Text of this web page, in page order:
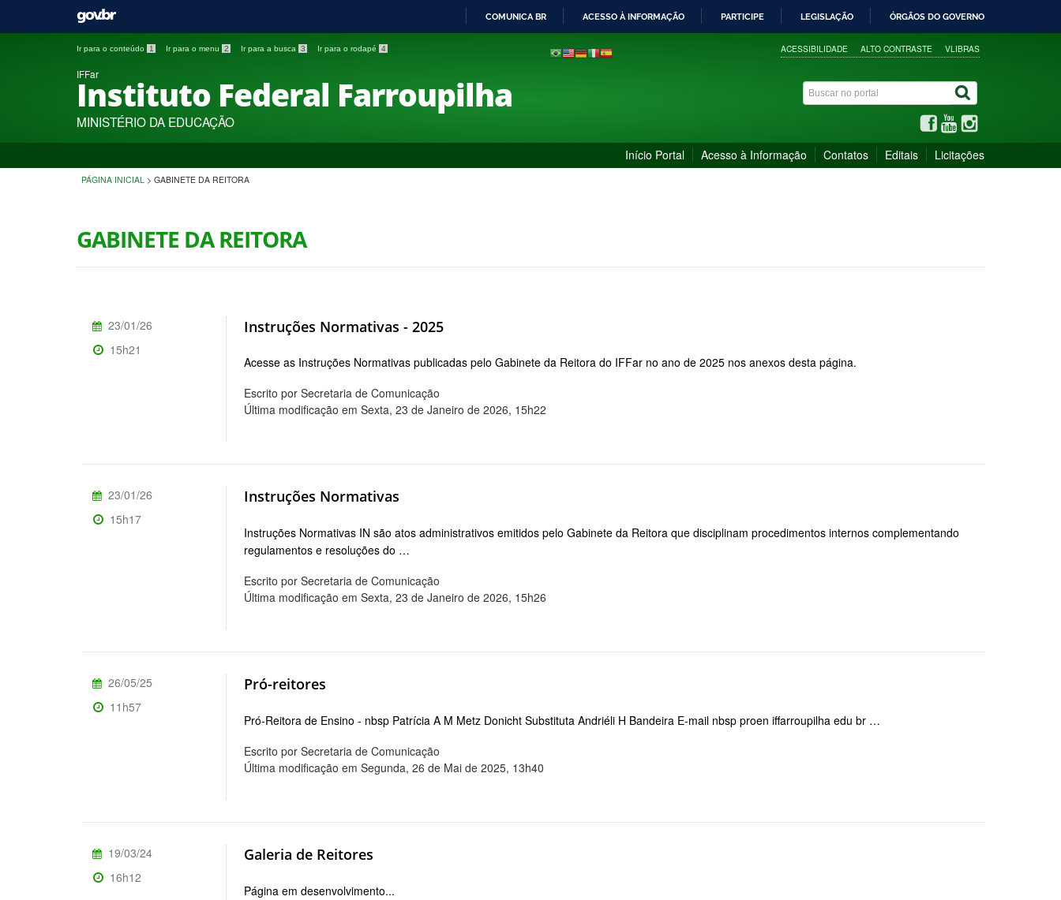
PARA
COMUNICA BR ACESSO À INFORMAÇÃO PARTICIPE LEGISLAÇÃO ÓRGÃOS DO GOVERNO
Ir para o conteúdo 1 Ir para o menu 2 Ir para a busca 3 Ir para o rodapé 4 ACESSIBILIDADE ALTO CONTRASTE VLIBRAS
IFFar
Instituto Federal Farroupilha
MINISTÉRIO DA EDUCAÇÃO
Início Portal Acesso à Informação Contatos Editais Licitações
PÁGINA INICIAL > GABINETE DA REITORA
GABINETE DA REITORA
Instruções Normativas - 2025
Acesse as Instruções Normativas publicadas pelo Gabinete da Reitora do IFFar no ano de 2025 nos anexos desta página.
Escrito por Secretaria de Comunicação
Última modificação em Sexta, 23 de Janeiro de 2026, 15h22
23/01/26
15h21
Instruções Normativas
Instruções Normativas IN são atos administrativos emitidos pelo Gabinete da Reitora que disciplinam procedimentos internos complementando
regulamentos e resoluções do …
Escrito por Secretaria de Comunicação
Última modificação em Sexta, 23 de Janeiro de 2026, 15h26
23/01/26
15h17
Pró-reitores
Pró-Reitora de Ensino - nbsp Patrícia A M Metz Donicht Substituta Andriéli H Bandeira E-mail nbsp proen iffarroupilha edu br …
Escrito por Secretaria de Comunicação
Última modificação em Segunda, 26 de Mai de 2025, 13h40
26/05/25
11h57
Galeria de Reitores
Página em desenvolvimento...
19/03/24
16h12